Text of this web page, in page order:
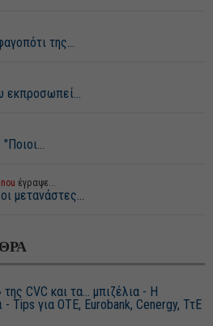
της...
εκπροσωπεί...
έγραψε...
μετανάστες...
CVC και τα... μπιζέλια - Η
- Tips για ΟΤΕ, Eurobank, Cenergy, ΤτΕ